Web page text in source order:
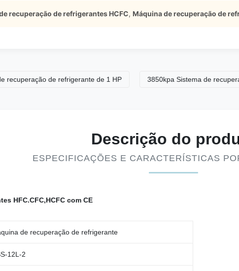
recuperação de refrigerantes HCFC, Máquina de recuperação de
de refrigerante de 1 HP 3850kpa Sistema de recuperação
Descrição do
ESPECIFICAÇÕES E CARACTERÍSTICAS
HFC.CFC,HCFC com CE
de recuperação de refrigerante
12L-2